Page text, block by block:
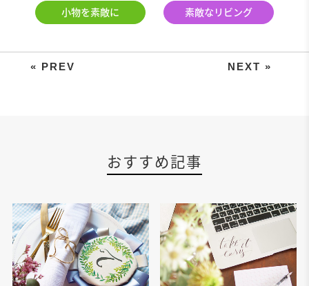
小物を素敵に 素敵なリビング
季節の花をインテリアに。写真や
おすすめ記事